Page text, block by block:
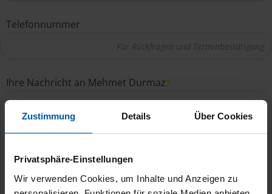
Zustimmung Details Über Cookies
Privatsphäre-Einstellungen
Wir verwenden Cookies, um Inhalte und Anzeigen zu
Telefonnummer
Ihre Nachricht an Mehmet Durmaz*